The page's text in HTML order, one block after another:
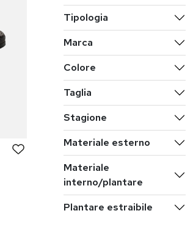
Tipologia
Marca
Colore
Taglia
Stagione
Materiale esterno
Materiale
interno/plantare
Plantare estraibile